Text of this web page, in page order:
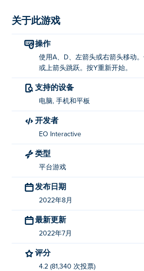
关于此游戏
操作
使用A、D、左箭头或右箭头移动
或上箭头跳跃。按Y重新开始。
支持的设备
电脑, 手机和平板
开发者
EO Interactive
类型
平台游戏
发布日期
2022年8月
最新更新
2022年7月
评分
4.2 (81,340 次投票)